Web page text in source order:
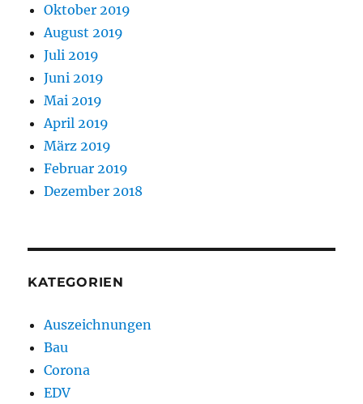
Oktober 2019
August 2019
Juli 2019
Juni 2019
Mai 2019
April 2019
März 2019
Februar 2019
Dezember 2018
KATEGORIEN
Auszeichnungen
Bau
Corona
EDV